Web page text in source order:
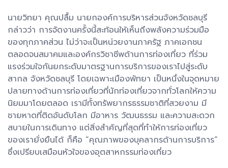
นายวิทยา คุณปลื้ม นายกองค์การบริหารส่วนจังหวัดชลบุรี
กล่าวว่า การจัดงานครั้งนี้สะท้อนให้เห็นถึงพลังความร่วมมือ
ของทุกภาคส่วน ไม่ว่าจะเป็นหน่วยงานภาครัฐ ภาคเอกชน
ตลอดจนสมาคมและองค์กรวิชาชีพด้านการท่องเที่ยว ที่ร่วม
แรงร่วมใจกันยกระดับมาตรฐานการบริการของเราไปสู่ระดับ
สากล จังหวัดชลบุรี โดยเฉพาะเมืองพัทยา เป็นหนึ่งในจุดหมาย
ปลายทางด้านการท่องเที่ยวที่นักท่องเที่ยวจากทั่วโลกให้ความ
นิยมมาโดยตลอด เรามีทั้งทรัพยากรธรรมชาติที่สวยงาม มี
ชายหาดที่ติดอันดับโลก มีอาหาร วัฒนธรรม และความสะดวก
สบายในการเดินทาง แต่สิ่งสำคัญที่สุดที่ทำให้การท่องเที่ยว
ของเรายั่งยืนได้ ก็คือ “คุณภาพของบุคลากรด้านการบริการ”
ซึ่งเปรียบเสมือนหัวใจของอุตสาหกรรมท่องเที่ยว